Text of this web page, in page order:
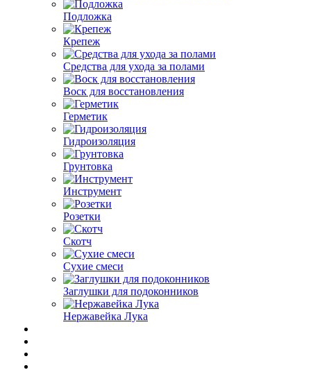
Подложка
Крепеж
Средства для ухода за полами
Воск для восстановления
Герметик
Гидроизоляция
Грунтовка
Инструмент
Розетки
Скотч
Сухие смеси
Заглушки для подоконников
Нержавейка Лука